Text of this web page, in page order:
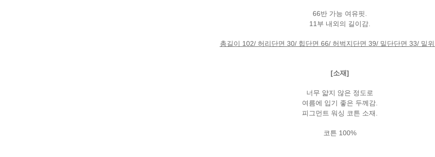
66반 가능 여유핏.
11부 내외의 길이감.
총길이 102/ 허리단면 30/ 힙단면 66/ 허벅지단면 39/ 밑단단면 33/ 밑
[소재]
너무 얇지 않은 정도로
여름에 입기 좋은 두께감.
피그먼트 워싱 코튼 소재.
코튼 100%